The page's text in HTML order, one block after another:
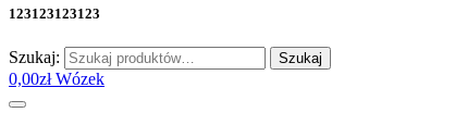
123123123123
Szukaj: Szukaj
0,00zł Wózek